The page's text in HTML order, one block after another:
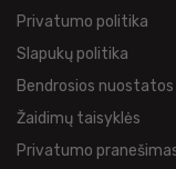
Privatumo politika
Slapukų politika
Bendrosios nuostatos
Žaidimų taisyklės
Privatumo